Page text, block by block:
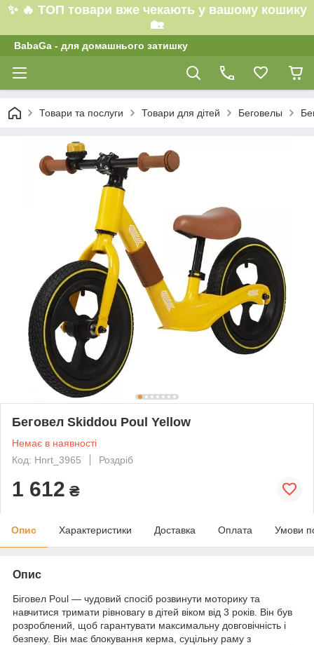
✨ 🔥 ТОП товари вже чекають у вашому кошику
🏡
BabaGa - для домашнього затишку
Товари та послуги Товари для дітей Беговелы
Беговел Skiddou Poul Yellow
Немає в наявності
Код: Hnrt_3965
Роздріб
1 612 ₴
Опис Характеристики Доставка Оплата Умови
Опис
Біговел Poul — чудовий спосіб розвинути моторику та
навчитися тримати рівновагу в дітей віком від 3 років. Він був
розроблений, щоб гарантувати максимальну довговічність і
безпеку. Він має блокування керма, суцільну раму з